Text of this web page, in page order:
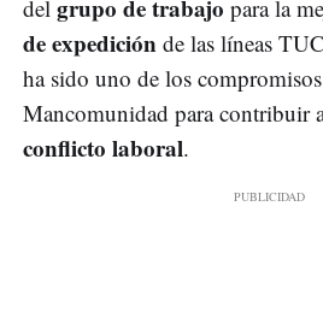
del grupo de trabajo para la
de expedición de las líneas
ha sido uno de los
Mancomunidad para contribuir
conflicto laboral.